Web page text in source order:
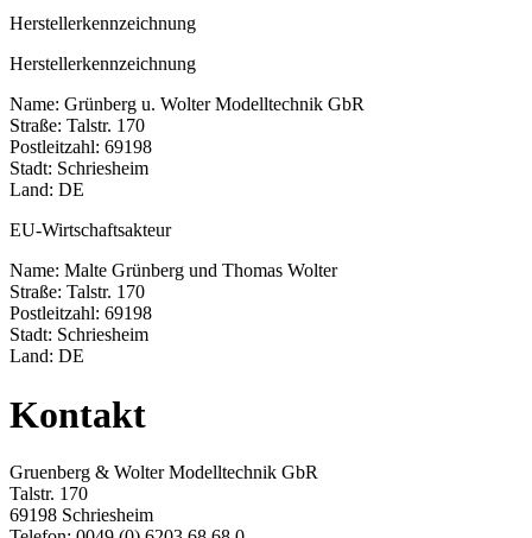
Herstellerkennzeichnung
Herstellerkennzeichnung
Name: Grünberg u. Wolter Modelltechnik GbR
Straße: Talstr. 170
Postleitzahl: 69198
Stadt: Schriesheim
Land: DE
EU-Wirtschaftsakteur
Name: Malte Grünberg und Thomas Wolter
Straße: Talstr. 170
Postleitzahl: 69198
Stadt: Schriesheim
Land: DE
Kontakt
Gruenberg & Wolter Modelltechnik GbR
Talstr. 170
69198 Schriesheim